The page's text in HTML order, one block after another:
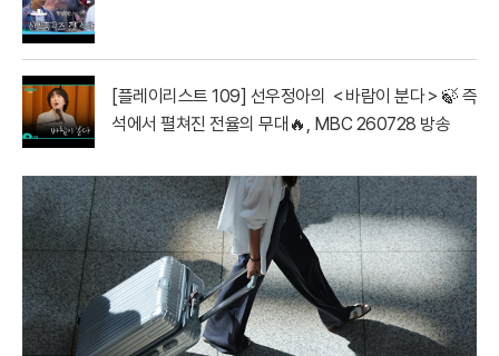
[플레이리스트 109] 선우정아의 ＜바람이 분다＞🍃 즉
석에서 펼쳐진 전율의 무대🔥, MBC 260728 방송